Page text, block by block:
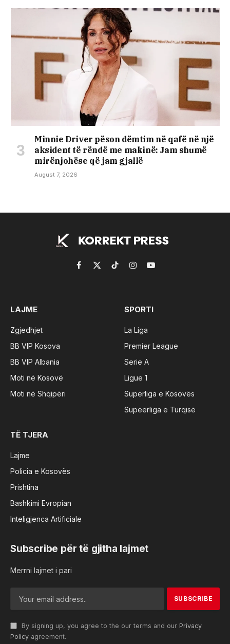
Minnie Driver pëson dëmtim në qafë në një
aksident të rëndë me makinë: Jam shumë
mirënjohëse që jam gjallë
August 7, 2026
Facebook
X
TikTokInstagramYouTube
LAJME
Zgjedhjet
BB VIP Kosova
BB VIP Albania
Moti në Kosovë
Moti në Shqipëri
SPORTI
La Liga
Premier League
Serie A
Ligue 1
Superliga e Kosovës
Supeerliga e Turqisë
TË TJERA
Lajme
Policia e Kosovës
Prishtina
Bashkimi Evropian
Inteligjenca Artificiale
Subscribe për të gjitha lajmet
Merrni lajmet i pari
By signing up, you agree to the our terms and our Privacy
Policy agreement.